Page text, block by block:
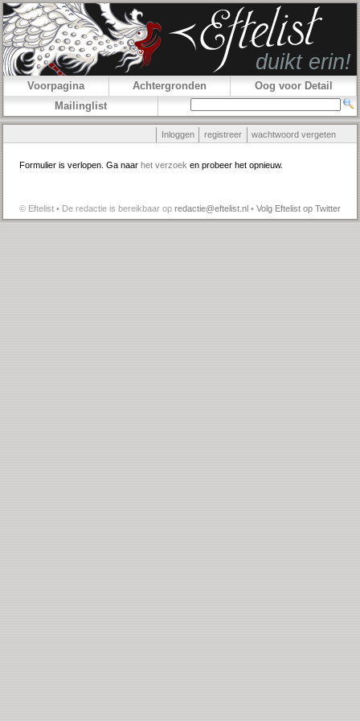
Voorpagina Achtergronden
Oog voor Detail
Mailinglist
Inloggen registreer wachtwoord vergeten
Formulier is verlopen. Ga naar het verzoek en probeer het opnieuw.
© Eftelist • De redactie is bereikbaar op redactie@eftelist.nl • Volg Eftelist op Twitter